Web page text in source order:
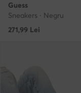
Guess
Sneakers · Negru
271,99 Lei